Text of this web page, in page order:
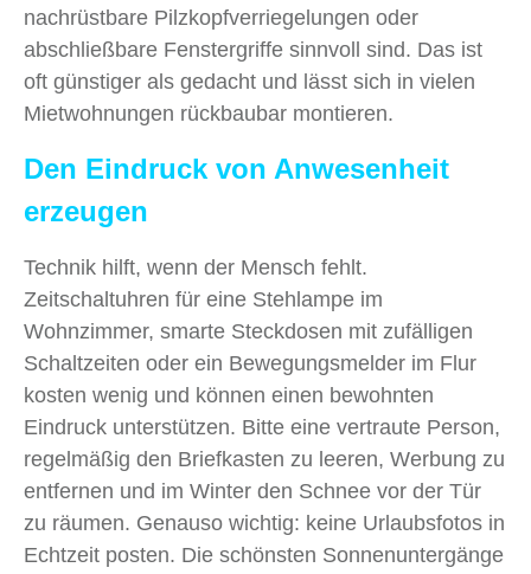
nachrüstbare Pilzkopfverriegelungen oder
abschließbare Fenstergriffe sinnvoll sind. Das ist
oft günstiger als gedacht und lässt sich in vielen
Mietwohnungen rückbaubar montieren.
Den Eindruck von Anwesenheit
erzeugen
Technik hilft, wenn der Mensch fehlt.
Zeitschaltuhren für eine Stehlampe im
Wohnzimmer, smarte Steckdosen mit zufälligen
Schaltzeiten oder ein Bewegungsmelder im Flur
kosten wenig und können einen bewohnten
Eindruck unterstützen. Bitte eine vertraute Person,
regelmäßig den Briefkasten zu leeren, Werbung zu
entfernen und im Winter den Schnee vor der Tür
zu räumen. Genauso wichtig: keine Urlaubsfotos in
Echtzeit posten. Die schönsten Sonnenuntergänge